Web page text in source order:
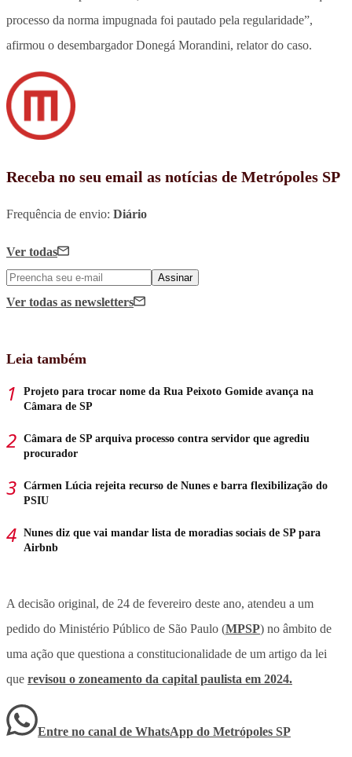
processo da norma impugnada foi pautado pela regularidade”,
afirmou o desembargador Donegá Morandini, relator do caso.
Receba no seu email as notícias de Metrópoles SP
Frequência de envio: Diário
Ver todas
Assinar
Ver todas as newsletters
Leia também
Projeto para trocar nome da Rua Peixoto Gomide avança na
Câmara de SP
Câmara de SP arquiva processo contra servidor que agrediu
procurador
Cármen Lúcia rejeita recurso de Nunes e barra flexibilização do
PSIU
Nunes diz que vai mandar lista de moradias sociais de SP para
Airbnb
A decisão original, de 24 de fevereiro deste ano, atendeu a um
pedido do Ministério Público de São Paulo (MPSP) no âmbito de
uma ação que questiona a constitucionalidade de um artigo da lei
que revisou o zoneamento da capital paulista em 2024.
Entre no canal de WhatsApp do Metrópoles SP